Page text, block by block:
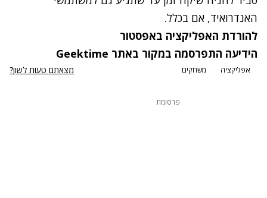
האנדרואיד, אם בכלל.
להורדת האפליקציה באפסטור
הידיעה התפרסמה במקור באתר Geektime
אפליקציה משחקים מצאתם טעות לשון?
פרסומת